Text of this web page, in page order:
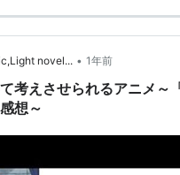
novel... • 1年前
考えさせられるアニメ～
想～